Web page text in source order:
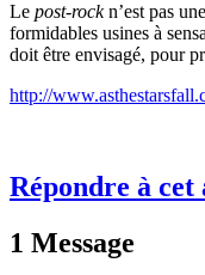
Le post-rockn’est pas
formidables usines à
doit être envisagé, pour
http://
Répondre à
1 Message